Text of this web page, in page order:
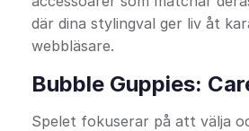
där dina stylingval ger liv åt
webbläsare.
Bubble Guppies:
Spelet fokuserar på att välja